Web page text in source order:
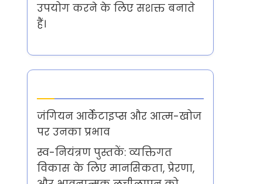
उपयोग करने के लिए सशक्त बनाते
हैं।
जंगियन आर्केटाइप्स और आत्म-खोज
पर उनका प्रभाव
स्व-नियंत्रण पुस्तकें: व्यक्तिगत
विकास के लिए मानसिकता, प्रेरणा,